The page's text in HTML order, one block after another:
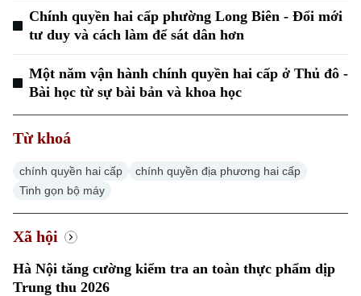
Chính quyền hai cấp phường Long Biên - Đổi mới
tư duy và cách làm để sát dân hơn
Một năm vận hành chính quyền hai cấp ở Thủ đô -
Bài học từ sự bài bản và khoa học
Từ khoá
chính quyền hai cấp
chính quyền địa phương hai cấp
Tinh gọn bộ máy
Xã hội
Hà Nội tăng cường kiểm tra an toàn thực phẩm dịp
Trung thu 2026